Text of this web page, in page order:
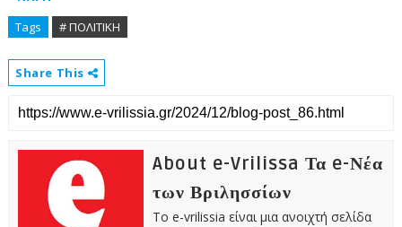
Tags # ΠΟΛΙΤΙΚΗ
Share This
About e-Vrilissa Τα e-Νέα
των Βριλησσίων
Το e-vrilissia είναι μια ανοιχτή σελίδα